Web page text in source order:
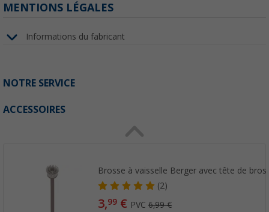
MENTIONS LÉGALES
Informations du fabricant
NOTRE SERVICE
ACCESSOIRES
Brosse à vaisselle Berger avec tête de
(2)
3,99 € PVC6,99 €